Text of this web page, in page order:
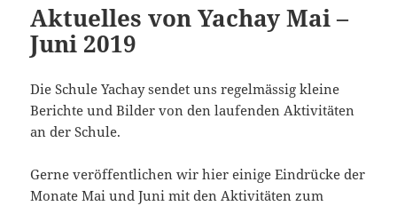
Aktuelles von Yachay Mai –
Juni 2019
Die Schule Yachay sendet uns regelmässig kleine
Berichte und Bilder von den laufenden Aktivitäten
an der Schule.
Gerne veröffentlichen wir hier einige Eindrücke der
Monate Mai und Juni mit den Aktivitäten zum